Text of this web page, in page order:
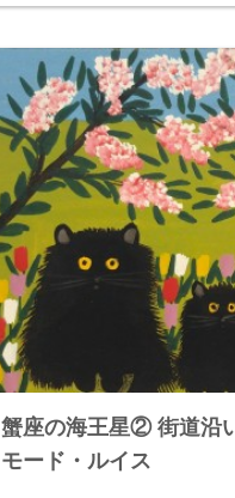
蟹座の海王星② 街道沿
モード・ルイス